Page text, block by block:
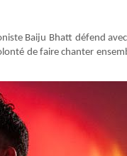
Baiju Bhatt défend
de faire chanter